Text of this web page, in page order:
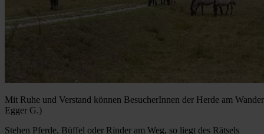
Mit Ruhe und Verstand können BesucherInnen der Herde am
Egger G.)
Stehen Pferde, Büffel oder Rinder am Weg, so liegt des Rätsels